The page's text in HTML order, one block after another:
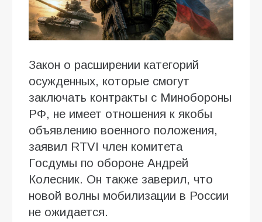
Закон о расширении категорий
осужденных, которые смогут
заключать контракты с Минобороны
РФ, не имеет отношения к якобы
объявлению военного положения,
заявил RTVI член комитета
Госдумы по обороне Андрей
Колесник. Он также заверил, что
новой волны мобилизации в России
не ожидается.